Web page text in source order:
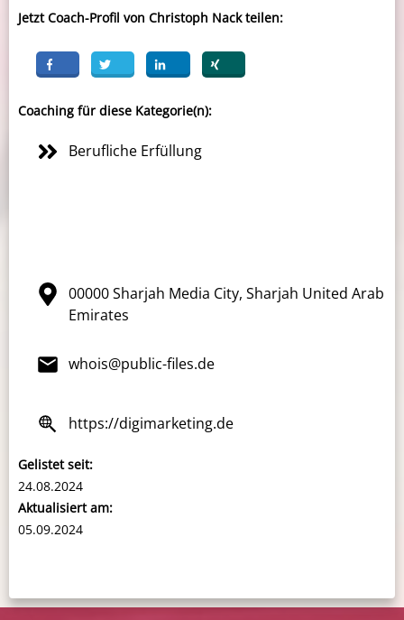
Jetzt Coach-Profil von Christoph Nackteilen:
Coaching für diese Kategorie(n):
Berufliche Erfüllung
00000 Sharjah Media City, Sharjah United Arab
Emirates
whois@public-files.de
https://digimarketing.de
Gelistet seit:
24.08.2024
Aktualisiert am:
05.09.2024